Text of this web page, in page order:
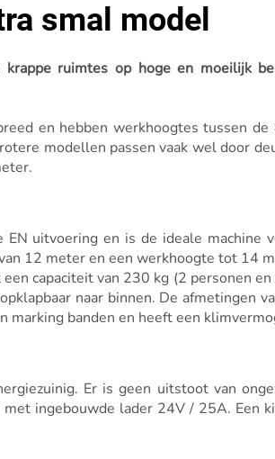
smal model
ruimtes op hoge en moeilijk
en hebben werkhoogtes tussen
modellen passen vaak wel door
uitvoering en is de ideale machine
12 meter en een werkhoogte tot 14
capaciteit van 230 kg (2 personen
naar binnen. De afmetingen
banden en heeft een
Er is geen uitstoot van
ingebouwde lader 24V / 25A. Een